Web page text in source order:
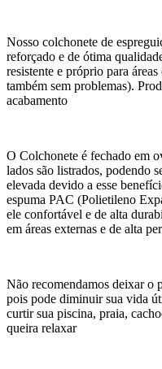
Nosso colchonete de
reforçado e de ótima
resistente e próprio para
também sem problemas).
acabamento
O Colchonete é fechado em
lados são listrados, podendo
elevada devido a esse
espuma PAC (Polietileno
ele confortável e de alta
em áreas externas e de alta
Não recomendamos deixar o
pois pode diminuir sua vida
curtir sua piscina, praia,
queira relaxar